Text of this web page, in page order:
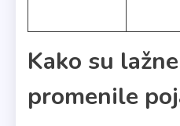
Kako su
promenile